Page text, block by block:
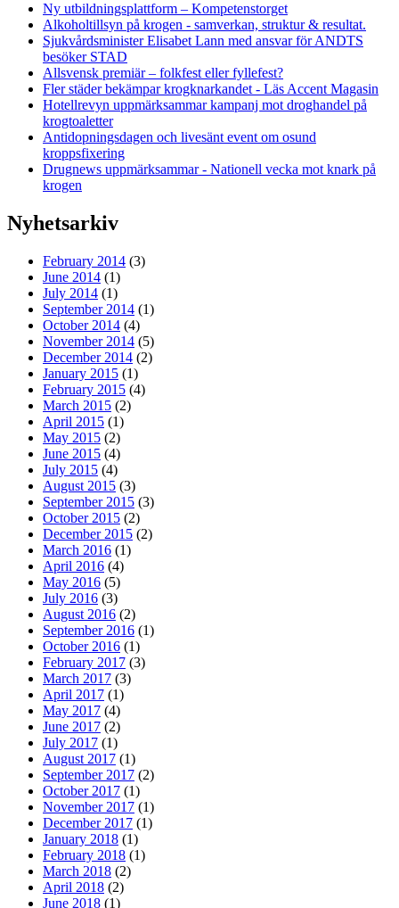
Ny utbildningsplattform – Kompetenstorget
Alkoholtillsyn på krogen - samverkan, struktur & resultat.
Sjukvårdsminister Elisabet Lann med ansvar för ANDTS
besöker STAD
Allsvensk premiär – folkfest eller fyllefest?
Fler städer bekämpar krogknarkandet - Läs Accent Magasin
Hotellrevyn uppmärksammar kampanj mot droghandel på
krogtoaletter
Antidopningsdagen och livesänt event om osund
kroppsfixering
Drugnews uppmärksammar - Nationell vecka mot knark på
krogen
Nyhetsarkiv
February 2014 (3)
June 2014 (1)
July 2014 (1)
September 2014 (1)
October 2014 (4)
November 2014 (5)
December 2014 (2)
January 2015 (1)
February 2015 (4)
March 2015 (2)
April 2015 (1)
May 2015 (2)
June 2015 (4)
July 2015 (4)
August 2015 (3)
September 2015 (3)
October 2015 (2)
December 2015 (2)
March 2016 (1)
April 2016 (4)
May 2016 (5)
July 2016 (3)
August 2016 (2)
September 2016 (1)
October 2016 (1)
February 2017 (3)
March 2017 (3)
April 2017 (1)
May 2017 (4)
June 2017 (2)
July 2017 (1)
August 2017 (1)
September 2017 (2)
October 2017 (1)
November 2017 (1)
December 2017 (1)
January 2018 (1)
February 2018 (1)
March 2018 (2)
April 2018 (2)
June 2018 (1)